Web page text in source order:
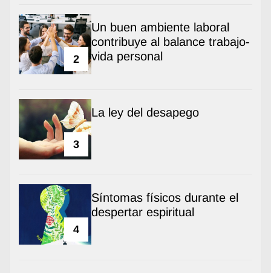
2
Un buen ambiente laboral
contribuye al balance trabajo-
vida personal
3
La ley del desapego
4
Síntomas físicos durante el
despertar espiritual